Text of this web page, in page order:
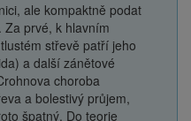
ale kompaktně podat
Za prvé, k hlavním
střevě patří jeho
a další zánětové
choroba
a bolestivý průjem,
špatný. Do teorie